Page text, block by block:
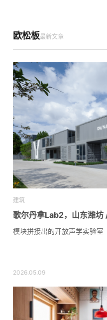
欧松板最新文章
建筑
歌尔丹拿Lab2，山东潍坊
模块拼接出的开放声学实验室
2026.05.09